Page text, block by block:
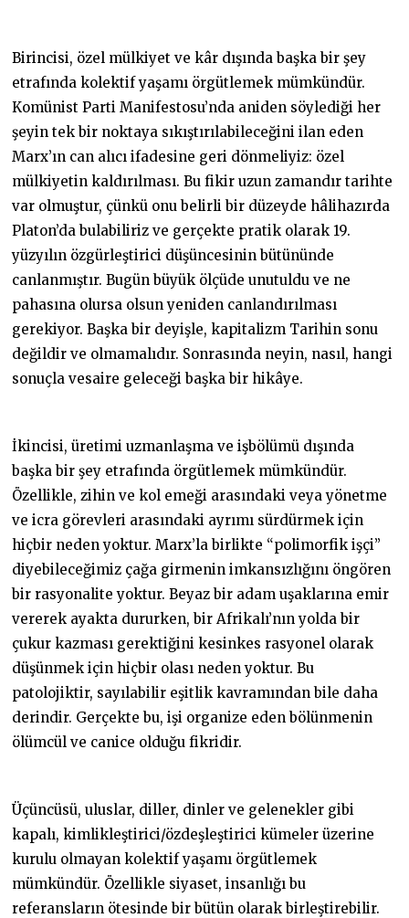
Birincisi, özel mülkiyet ve kâr dışında başka bir şey
etrafında kolektif yaşamı örgütlemek mümkündür.
Komünist Parti Manifestosu’nda aniden söylediği her
şeyin tek bir noktaya sıkıştırılabileceğini ilan eden
Marx’ın can alıcı ifadesine geri dönmeliyiz: özel
mülkiyetin kaldırılması. Bu fikir uzun zamandır tarihte
var olmuştur, çünkü onu belirli bir düzeyde hâlihazırda
Platon’da bulabiliriz ve gerçekte pratik olarak 19.
yüzyılın özgürleştirici düşüncesinin bütününde
canlanmıştır. Bugün büyük ölçüde unutuldu ve ne
pahasına olursa olsun yeniden canlandırılması
gerekiyor. Başka bir deyişle, kapitalizm Tarihin sonu
değildir ve olmamalıdır. Sonrasında neyin, nasıl, hangi
sonuçla vesaire geleceği başka bir hikâye.
İkincisi, üretimi uzmanlaşma ve işbölümü dışında
başka bir şey etrafında örgütlemek mümkündür.
Özellikle, zihin ve kol emeği arasındaki veya yönetme
ve icra görevleri arasındaki ayrımı sürdürmek için
hiçbir neden yoktur. Marx’la birlikte “polimorfik işçi”
diyebileceğimiz çağa girmenin imkansızlığını öngören
bir rasyonalite yoktur. Beyaz bir adam uşaklarına emir
vererek ayakta dururken, bir Afrikalı’nın yolda bir
çukur kazması gerektiğini kesinkes rasyonel olarak
düşünmek için hiçbir olası neden yoktur. Bu
patolojiktir, sayılabilir eşitlik kavramından bile daha
derindir. Gerçekte bu, işi organize eden bölünmenin
ölümcül ve canice olduğu fikridir.
Üçüncüsü, uluslar, diller, dinler ve gelenekler gibi
kapalı, kimlikleştirici/özdeşleştirici kümeler üzerine
kurulu olmayan kolektif yaşamı örgütlemek
mümkündür. Özellikle siyaset, insanlığı bu
referansların ötesinde bir bütün olarak birleştirebilir.